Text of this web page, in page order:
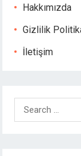
Panel
Hakkımızda
Gizlilik
İletişim
Search
for: